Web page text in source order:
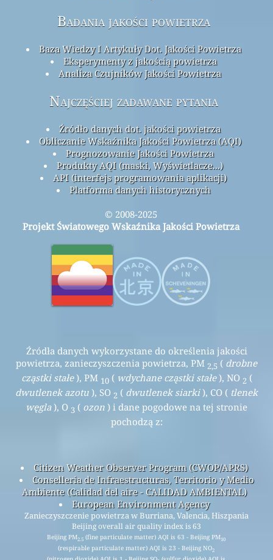
Badania jakości powietrza
Baza Wiedzy I Artykuły Dot. Jakości Powietrza
Eksperymenty z jakością powietrza
Analiza Czujników Jakości Powietrza
Najczęściej zadawane pytania
Źródło danych dot. jakości powietrza
Obliczanie Wskaźnika Jakości Powietrza (AQI)
Prognozowanie Jakości Powietrza
Produkty AQI (maski, Wyświetlacze...)
API (interfejs programowania aplikacji)
Platforma danych historycznych
© 2008-2025
Projekt Światowego Wskaźnika Jakości Powietrza
Źródła danych wykorzystane do określenia jakości
powietrza, zanieczyszczenia powietrza, PM 2,5 ( drobne
cząstki stałe), PM 10( wdychane cząstki stałe), NO 2 (
dwutlenek azotu ), SO 2 ( dwutlenek siarki), CO ( tlenek
węgla), O 3 ( ozon ) i dane pogodowe na tej stronie
pochodzą z:
Citizen Weather Observer Program (CWOP/APRS)
Conselleria de Infraestructuras, Territorio y Medio
Ambiente (Calidad del aire - CALIDAD AMBIENTAL)
European Environment Agency
Zanieczyszczenie powietrza w Burriana, Valencia, Hiszpania
Beijing overall air quality index is 63
Beijing PM2.5 (fine particulate matter) AQI is 63 - Beijing PM10
(respirable particulate matter) AQI is 23 - Beijing NO2